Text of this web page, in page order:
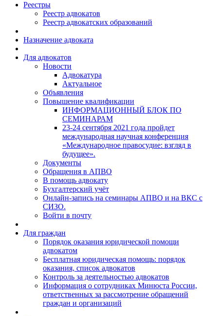
Реестры
Реестр адвокатов
Реестр адвокатских образований
Назначение адвоката
Для адвокатов
Новости
Адвокатура
Актуальное
Объявления
Повышение квалификации
ИНФОРМАЦИОННЫЙ БЛОК ПО
СЕМИНАРАМ
23-24 сентября 2021 года пройдет
международная научная конференция
«Международное правосудие: взгляд в
будущее».
Документы
Обращения в АПВО
В помощь адвокату
Бухгалтерский учёт
Онлайн-запись на семинары АПВО и на ВКС с
СИЗО.
Войти в почту
Для граждан
Порядок оказания юридической помощи
адвокатом
Бесплатная юридическая помощь: порядок
оказания, список адвокатов
Контроль за деятельностью адвокатов
Информация о сотрудниках Минюста России,
ответственных за рассмотрение обращений
граждан и организаций